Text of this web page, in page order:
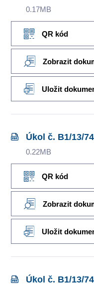
0.17MB
QR kód
Zobrazit
Uložit
Úkol č. B1/13/
0.22MB
QR kód
Zobrazit
Uložit
Úkol č. B1/13/